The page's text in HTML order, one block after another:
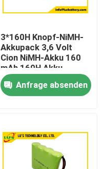
3*160H Knopf-NiMH-
Akkupack 3,6 Volt
Cion NiMH-Akku 160
mAh 160H Akku
Anfrage absenden